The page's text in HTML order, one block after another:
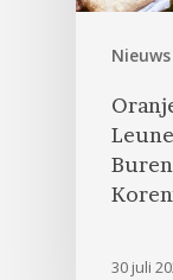
Nieuws
30 juli